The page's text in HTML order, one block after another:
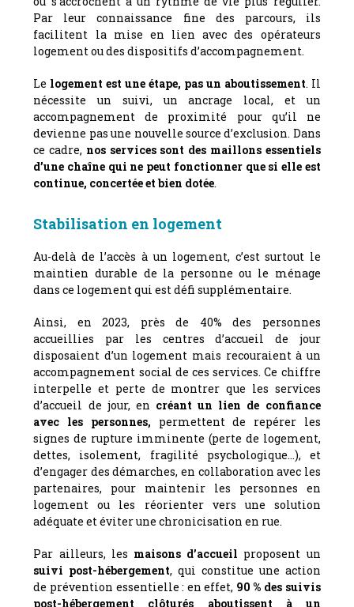
Par leur connaissance fine des parcours, ils
facilitent la mise en lien avec des opérateurs
logement ou des dispositifs d’accompagnement.
Lelogement est une étape, pas un aboutissement. Il
nécessite un suivi, un ancrage local, et un
accompagnement de proximité pour qu’il ne
devienne pas une nouvelle source d’exclusion. Dans
ce cadre, nos services sont des maillons essentiels
d’une chaîne qui ne peut fonctionner que si elle est
continue, concertée et bien dotée.
Stabilisation en logement
Au-delà de l’accès à un logement, c’est surtout le
maintien durable de la personne ou le ménage
dans ce logement qui est défi supplémentaire.
Ainsi, en 2023, près de 40% des personnes
accueillies par les centres d’accueil de jour
disposaient d’un logement mais recouraient à un
accompagnement social de ces services. Ce chiffre
interpelle et perte de montrer que les services
d’accueil de jour, en créant un lien de confiance
avec les personnes, permettent de repérer les
signes de rupture imminente (perte de logement,
dettes, isolement, fragilité psychologique…), et
d’engager des démarches, en collaboration avec les
partenaires, pour maintenir les personnes en
logement ou les réorienter vers une solution
adéquate et éviter une chronicisation en rue.
Par ailleurs, les maisons d’accueil proposent un
suivi post-hébergement, qui constitue une action
de prévention essentielle : en effet, 90 % des suivis
post-hébergement clôturés aboutissent à un